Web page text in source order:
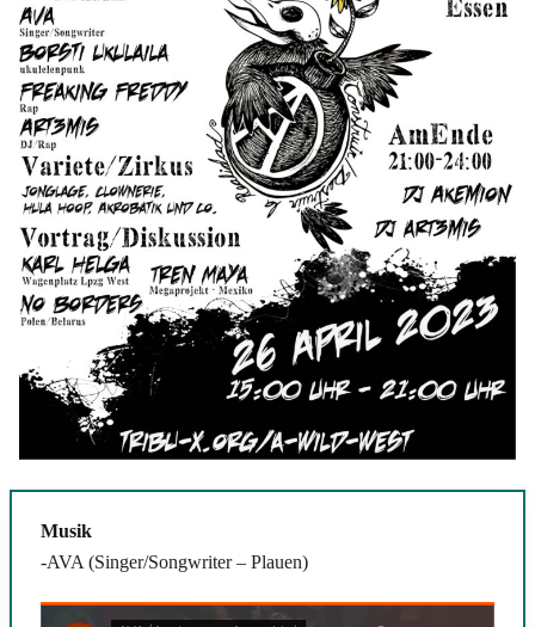
Musik
-AVA (Singer/Songwriter – Plauen)